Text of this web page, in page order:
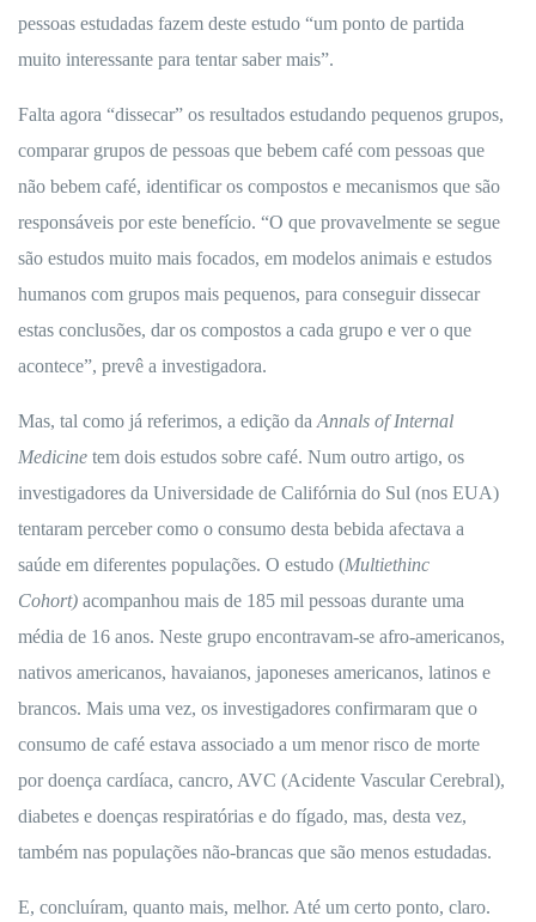
pessoas estudadas fazem deste estudo “um ponto de partida
muito interessante para tentar saber mais”.
Falta agora “dissecar” os resultados estudando pequenos grupos,
comparar grupos de pessoas que bebem café com pessoas que
não bebem café, identificar os compostos e mecanismos que são
responsáveis por este benefício. “O que provavelmente se segue
são estudos muito mais focados, em modelos animais e estudos
humanos com grupos mais pequenos, para conseguir dissecar
estas conclusões, dar os compostos a cada grupo e ver o que
acontece”, prevê a investigadora.
Mas, tal como já referimos, a edição da Annals of Internal
Medicine tem dois estudos sobre café. Num outro artigo, os
investigadores da Universidade de Califórnia do Sul (nos EUA)
tentaram perceber como o consumo desta bebida afectava a
saúde em diferentes populações. O estudo (Multiethinc
Cohort) acompanhou mais de 185 mil pessoas durante uma
média de 16 anos. Neste grupo encontravam-se afro-americanos,
nativos americanos, havaianos, japoneses americanos, latinos e
brancos. Mais uma vez, os investigadores confirmaram que o
consumo de café estava associado a um menor risco de morte
por doença cardíaca, cancro, AVC (Acidente Vascular Cerebral),
diabetes e doenças respiratórias e do fígado, mas, desta vez,
também nas populações não-brancas que são menos estudadas.
E, concluíram, quanto mais, melhor. Até um certo ponto, claro.